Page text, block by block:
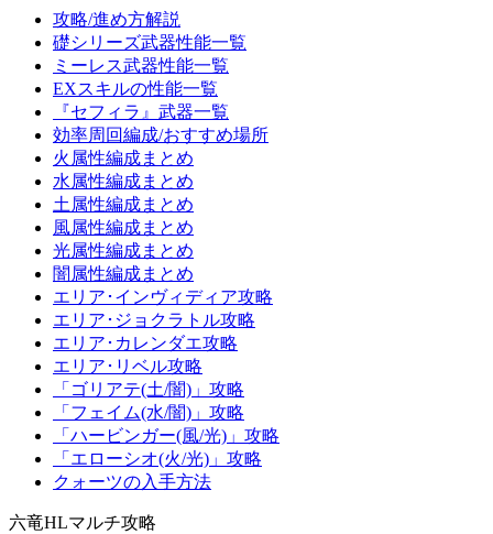
攻略/進め方解説
礎シリーズ武器性能一覧
ミーレス武器性能一覧
EXスキルの性能一覧
『セフィラ』武器一覧
効率周回編成/おすすめ場所
火属性編成まとめ
水属性編成まとめ
土属性編成まとめ
風属性編成まとめ
光属性編成まとめ
闇属性編成まとめ
エリア･インヴィディア攻略
エリア･ジョクラトル攻略
エリア･カレンダエ攻略
エリア･リベル攻略
「ゴリアテ(土/闇)」攻略
「フェイム(水/闇)」攻略
「ハービンガー(風/光)」攻略
「エローシオ(火/光)」攻略
クォーツの入手方法
六竜HLマルチ攻略